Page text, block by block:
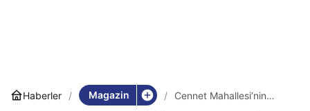
Haberler Magazin
Cennet Mahallesi’nin